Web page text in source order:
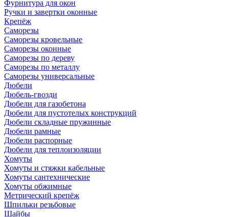
Фурнитура для окон
Ручки и завертки оконные
Крепёж
Саморезы
Саморезы кровельные
Саморезы оконные
Саморезы по дереву
Саморезы по металлу
Саморезы универсальные
Дюбели
Дюбель-гвозди
Дюбели для газобетона
Дюбели для пустотелых конструкций
Дюбели складные пружинные
Дюбели рамные
Дюбели распорные
Дюбели для теплоизоляции
Хомуты
Хомуты и стяжки кабельные
Хомуты сантехнические
Хомуты обжимные
Метрический крепёж
Шпильки резьбовые
Шайбы